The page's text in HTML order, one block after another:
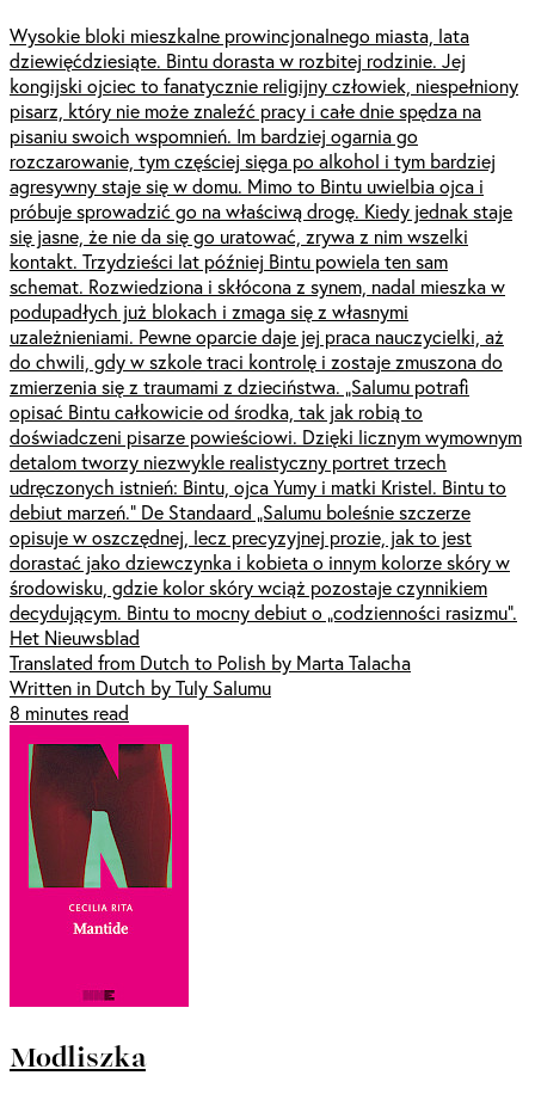
Wysokie bloki mieszkalne prowincjonalnego miasta, lata
dziewięćdziesiąte. Bintu dorasta w rozbitej rodzinie. Jej
kongijski ojciec to fanatycznie religijny człowiek, niespełniony
pisarz, który nie może znaleźć pracy i całe dnie spędza na
pisaniu swoich wspomnień. Im bardziej ogarnia go
rozczarowanie, tym częściej sięga po alkohol i tym bardziej
agresywny staje się w domu. Mimo to Bintu uwielbia ojca i
próbuje sprowadzić go na właściwą drogę. Kiedy jednak staje
się jasne, że nie da się go uratować, zrywa z nim wszelki
kontakt. Trzydzieści lat później Bintu powiela ten sam
schemat. Rozwiedziona i skłócona z synem, nadal mieszka w
podupadłych już blokach i zmaga się z własnymi
uzależnieniami. Pewne oparcie daje jej praca nauczycielki, aż
do chwili, gdy w szkole traci kontrolę i zostaje zmuszona do
zmierzenia się z traumami z dzieciństwa. „Salumu potrafi
opisać Bintu całkowicie od środka, tak jak robią to
doświadczeni pisarze powieściowi. Dzięki licznym wymownym
detalom tworzy niezwykle realistyczny portret trzech
udręczonych istnień: Bintu, ojca Yumy i matki Kristel. Bintu to
debiut marzeń.” De Standaard „Salumu boleśnie szczerze
opisuje w oszczędnej, lecz precyzyjnej prozie, jak to jest
dorastać jako dziewczynka i kobieta o innym kolorze skóry w
środowisku, gdzie kolor skóry wciąż pozostaje czynnikiem
decydującym. Bintu to mocny debiut o „codzienności rasizmu”.
Het Nieuwsblad
Translated from Dutch to Polish by Marta Talacha
Written in Dutch by Tuly Salumu
8 minutes read
Modliszka